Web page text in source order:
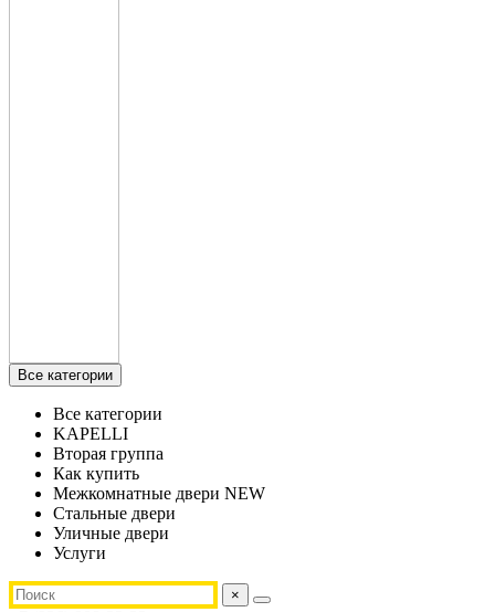
Все категории
Все категории
KAPELLI
Вторая группа
Как купить
Межкомнатные двери NEW
Стальные двери
Уличные двери
Услуги
×